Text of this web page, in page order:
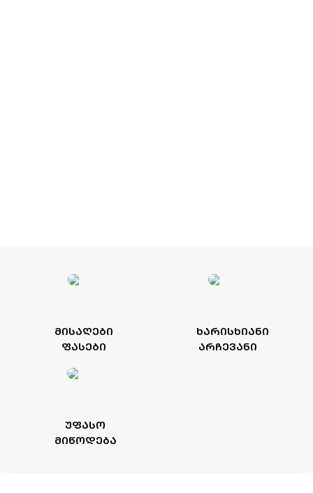
ᲮᲐᲠᲘᲡᲮᲘᲐᲜᲘ
ᲐᲠᲩᲔᲕᲐᲜᲘ
ᲛᲘᲡᲐᲦᲔᲑᲘ
ᲤᲐᲡᲔᲑᲘ
ᲣᲤᲐᲡᲝ
ᲛᲘᲬᲝᲓᲔᲑᲐ